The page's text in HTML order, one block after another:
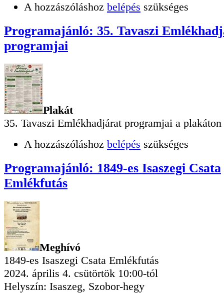
A hozzászóláshoz belépés szükséges
Programajánló: 35. Tavaszi
programjai
Plakát
35. Tavaszi Emlékhadjárat programjai a
A hozzászóláshoz belépés szükséges
Programajánló: 1849-es Isaszegi Csata
Emlékfutás
Meghívó
1849-es Isaszegi Csata Emlékfutás
2024. április 4. csütörtök 10:00-tól
Helyszín: Isaszeg, Szobor-hegy